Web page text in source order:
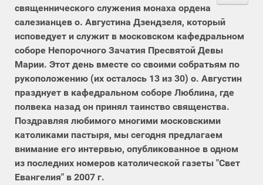
священнического служения монаха ордена
салезианцев о. Августина Дзендзеля, который
исповедует и служит в московском кафедральном
соборе Непорочного Зачатия Пресвятой Девы
Марии. Этот день вместе со своими собратьям по
рукоположению (их осталось 13 из 30) о. Августин
празднует в кафедральном соборе Люблина, где
полвека назад он принял таинство священства.
Поздравляя любимого многими московскими
католиками пастыря, мы сегодня предлагаем
внимание его интервью, опубликованное в одном
из последних номеров католической газеты "Свет
Евангелия" в 2007 г.